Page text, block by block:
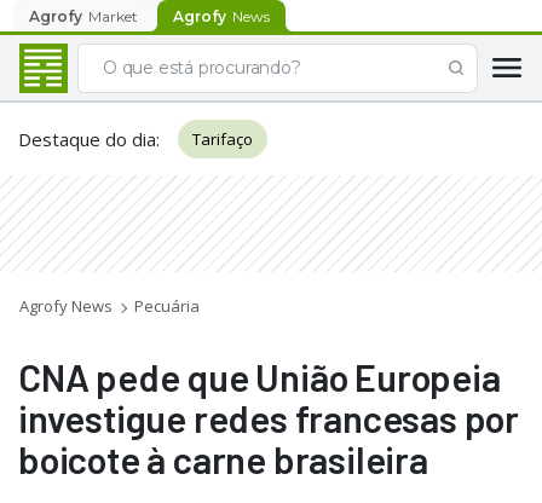
Agrofy Market Agrofy News
Destaque do dia: Tarifaço
Agrofy News Pecuária
CNA pede que União Europeia
investigue redes francesas por
boicote à carne brasileira